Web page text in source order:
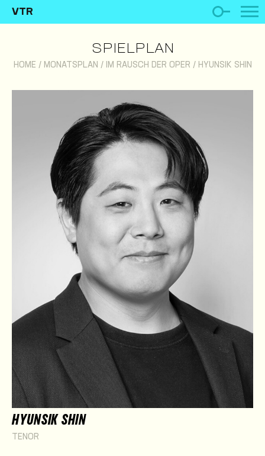
VTR
SPIELPLAN
HOME / MONATSPLAN / IM RAUSCH DER OPER / HYUNSIK SHIN
HYUNSIK SHIN
TENOR